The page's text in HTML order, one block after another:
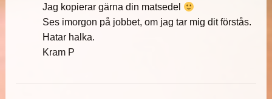
Jag kopierar gärna din matsedel
Ses imorgon på jobbet, om jag tar mig dit förstås.
Hatar halka.
Kram P